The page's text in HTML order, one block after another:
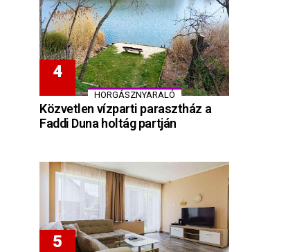
HORGÁSZNYARALÓ
Közvetlen vízparti parasztház a
Faddi Duna holtág partján